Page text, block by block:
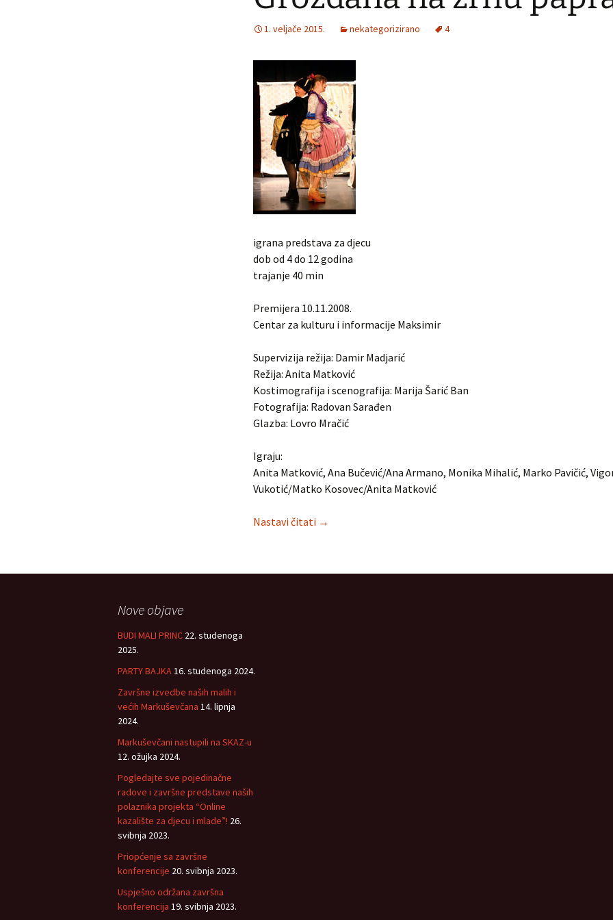
predstave“ – radionice u
Ana Liza i vesela
ordinacija
Pjegavica Iva
Tajna orlove krune
PricaOOOvnica
Ja, zvekan
Grozdana na zrnu papra
Vitez željeznog srca
1. veljače 2015. nekategorizirano 4
igrana predstava za
dob od 4 do 12
trajanje 40 min
Premijera 10.11.2008.
Centar za kulturu i informacije Maksimir
Supervizija režija: Damir Madjarić
Režija: Anita Matković
Kostimografija i scenografija: Marija Šarić Ban
Fotografija: Radovan Sarađen
Glazba: Lovro Mračić
Igraju:
Anita Matković, Ana Bučević/Ana Armano, Monika Mihalić, Marko Pavičić,
Vukotić/Matko Kosovec/Anita Matković
Nastavi čitati Grozdana na zrnu papra
→
Nove objave
BUDI MALI PRINC 22. studenoga
2025.
PARTY BAJKA16. studenoga 2024.
Završne izvedbe naših malih i
većih Markuševčana 14. lipnja
2024.
Markuševčani nastupili na SKAZ-u
12. ožujka 2024.
Pogledajte sve pojedinačne
radove i završne predstave naših
polaznika projekta “Online
kazalište za djecu i mlade”! 26.
svibnja 2023.
Priopćenje sa završne
konferencije 20. svibnja 2023.
Uspješno održana završna
konferencija 19. svibnja 2023.